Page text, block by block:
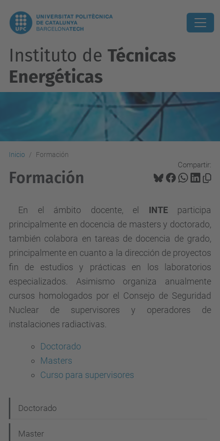
Instituto de Técnicas
Energéticas
Inicio Formación
Compartir:
Formación
En el ámbito docente, el INTEparticipa
principalmente en docencia de masters y doctorado,
también colabora en tareas de docencia de grado,
principalmente en cuanto a la dirección de proyectos
fin de estudios y prácticas en los laboratorios
especializados. Asimismo organiza anualmente
cursos homologados por el Consejo de Seguridad
Nuclear de supervisores y operadores de
instalaciones radiactivas.
Doctorado
Masters
Curso para supervisores
a
Doctorado
Master